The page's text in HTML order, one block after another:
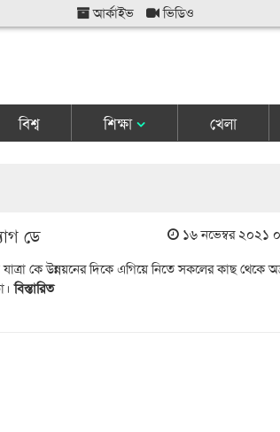
আর্কাইভ ভিডিও
বিশ্ব শিক্ষা খেলা
ডে
১৬ নভেম্বর ২০২১
কে উন্নয়নের দিকে এগিয়ে নিতে সকলের কাছ থেকে
বিস্তারিত